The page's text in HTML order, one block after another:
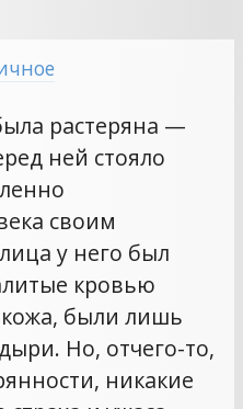
растеряна —
ней стояло
своим
у него был
кровью
кожа, были лишь
Но, отчего-то,
никакие